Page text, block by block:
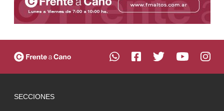
SECCIONES